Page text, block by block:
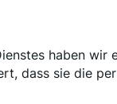
haben
dass sie die